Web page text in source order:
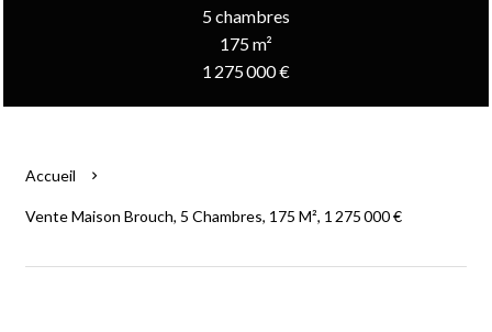
5 chambres
175 m²
1 275 000 €
Accueil
Vente Maison Brouch, 5 Chambres, 175 M², 1 275 000 €